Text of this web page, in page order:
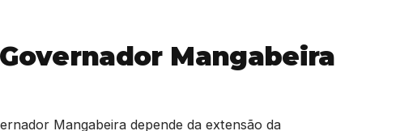
Mangabeira
Mangabeira depende da extensão da